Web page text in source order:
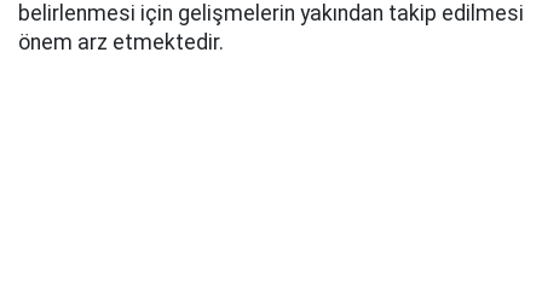
belirlenmesi için gelişmelerin yakından takip edilmesi
önem arz etmektedir.